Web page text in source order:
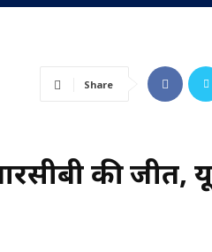
Share
की जीत,